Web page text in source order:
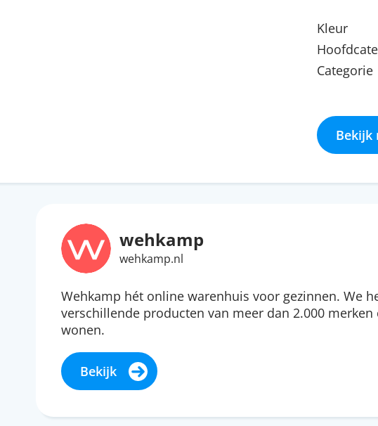
Kleur
Categorie
Bekijk
wehkamp
wehkamp.nl
Wehkamp hét online warenhuis voor gezinnen. We
verschillende producten van meer dan 2.000
wonen.
Bekijk